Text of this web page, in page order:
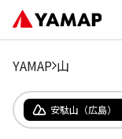
YAMAP 山
安駄山（広島）